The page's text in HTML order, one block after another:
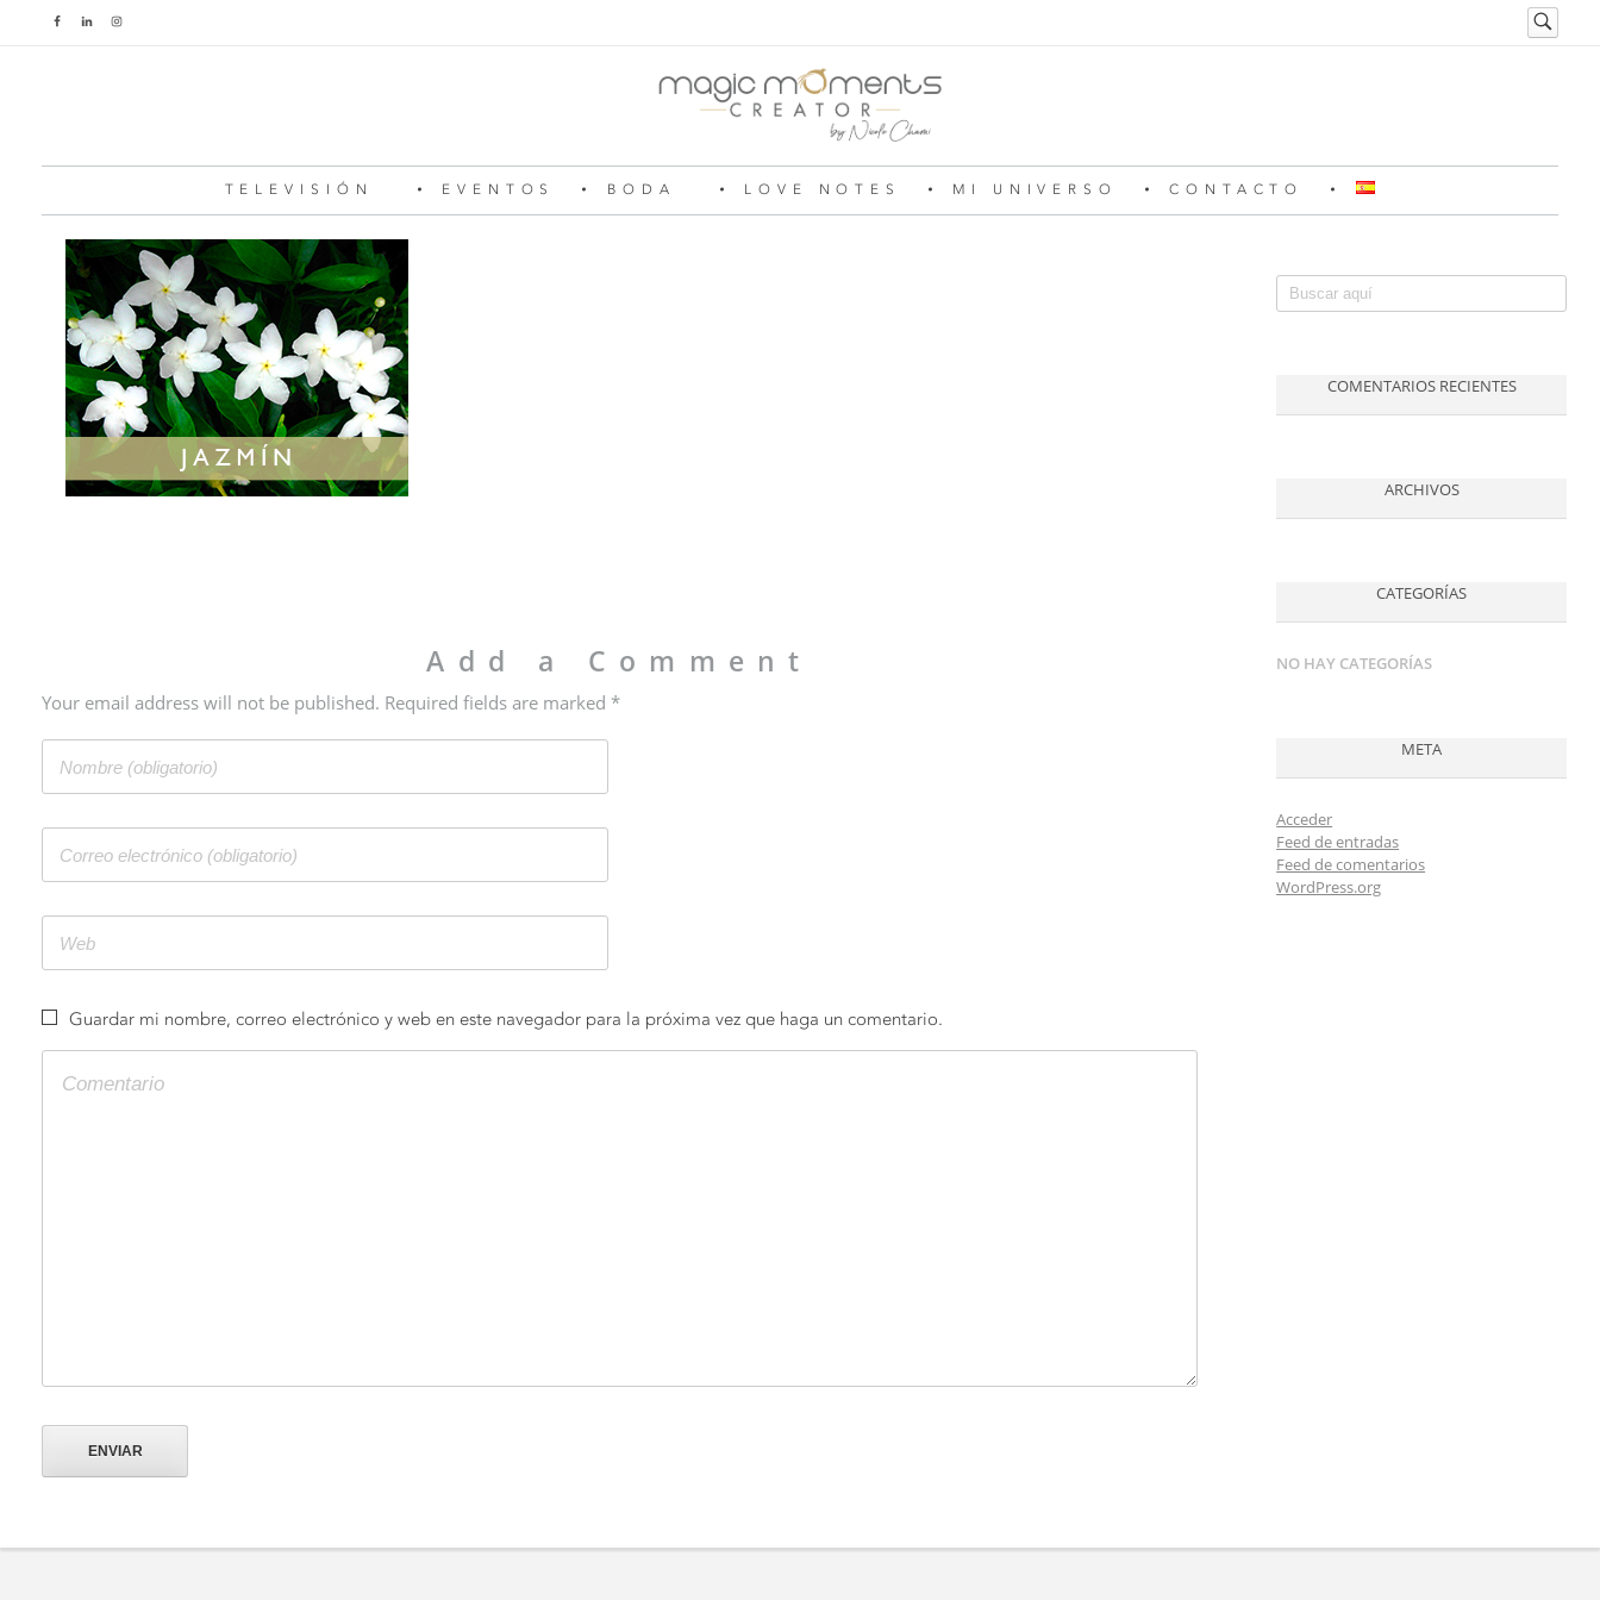
TELEVISIÓN EVENTOS BODA LOVE NOTES MI UNIVERSO CONTACTO
Add a Comment
Your email address will not be published. Required fields are marked *
Guardar mi nombre, correo electrónico y web en este navegador para la próxima vez que haga un comentario.
COMENTARIOS RECIENTES
ARCHIVOS
CATEGORÍAS
NO HAY CATEGORÍAS
META
Acceder
Feed de entradas
Feed de comentarios
WordPress.org